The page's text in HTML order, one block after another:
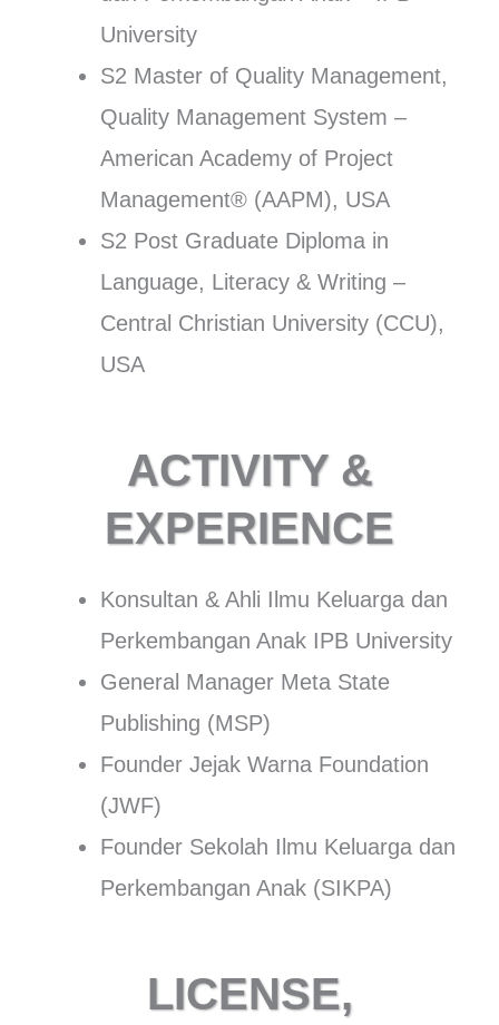
University
S2 Master of Quality Management,
Quality Management System –
American Academy of Project
Management® (AAPM), USA
S2 Post Graduate Diploma in
Language, Literacy & Writing –
Central Christian University (CCU),
USA
ACTIVITY &
EXPERIENCE
Konsultan & Ahli Ilmu Keluarga dan
Perkembangan Anak IPB University
General Manager Meta State
Publishing (MSP)
Founder Jejak Warna Foundation
(JWF)
Founder Sekolah Ilmu Keluarga dan
Perkembangan Anak (SIKPA)
LICENSE,